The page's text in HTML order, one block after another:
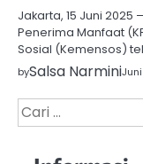
Jakarta, 15 Juni
Penerima Manfaat
Sosial (Kemensos)
bySalsa Narmini
Cari
untuk: